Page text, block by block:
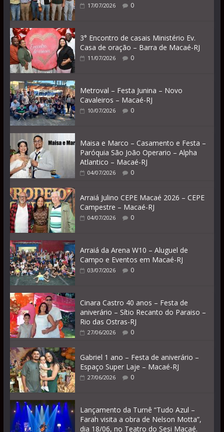
17/07/2026 0
3° Encontro de casais Ministério Ev.
Casa de oração – Barra de Macaé-RJ
11/07/2026 0
Metroval – Festa Junina – Novo
Cavaleiros – Macaé-RJ
10/07/2026 0
Maisa e Marco – Casamento e Festa –
Paróquia São João Operario – Alpha
Atlantico – Macaé-RJ
04/07/2026 0
Arraiá Julino CEPE Macaé 2026 – CEPE
Campestre – Macaé-RJ
04/07/2026 0
Arraiá da Arena W10 – Aluguel de
Campo e Eventos em Macaé-RJ
03/07/2026 0
Cinara Castro 40 anos – Festa de
aniverário – Sítio Recanto do Paraiso –
Rio das Ostras-RJ
27/06/2026 0
Gabriel 1 ano – Festa de aniverário –
Espaço Super Laje – Macaé-RJ
27/06/2026 0
Lançamento da Turnê “Tudo Azul –
Farah visita a obra de Nelson Motta”,
dia 18/06, no Teatro do Sesi Macaé.